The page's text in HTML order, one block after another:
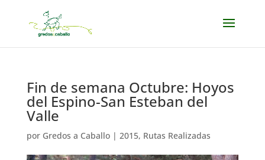
Fin de semana Octubre: Hoyos
del Espino-San Esteban del
Valle
por Gredos a Caballo| 2015, Rutas Realizadas